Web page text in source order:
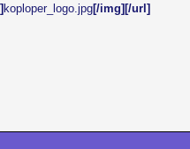
koploper_logo.jpg[/img][/url]